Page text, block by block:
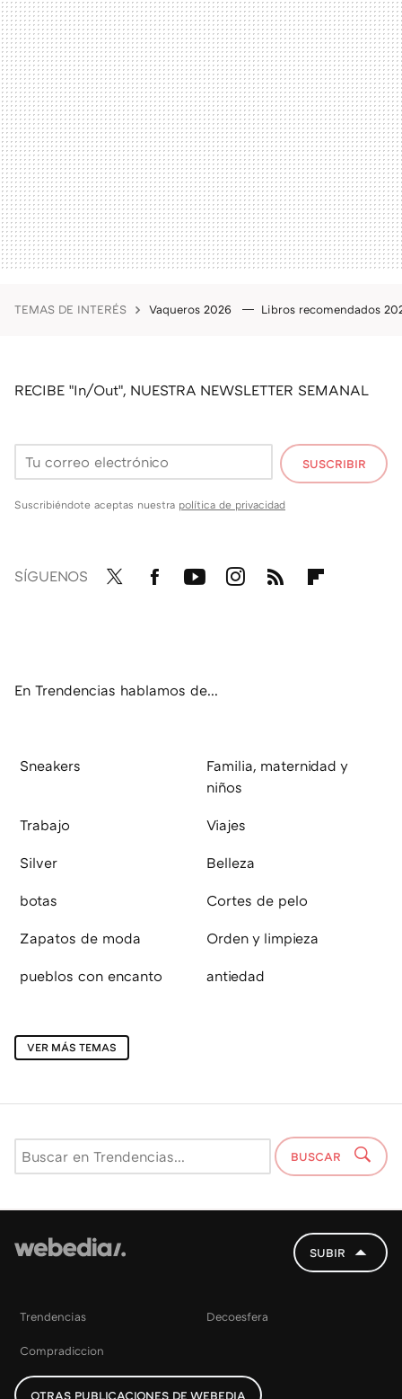
TEMAS DE INTERÉS Vaqueros 2026 Libros recomendados
RECIBE "In/Out", NUESTRA NEWSLETTER SEMANAL
SUSCRIBIR
Suscribiéndote aceptas nuestra política de privacidad
SÍGUENOS
En Trendencias hablamos de...
Sneakers
Familia, maternidad y
niños
Trabajo Viajes
Silver Belleza
botas Cortes de pelo
Zapatos de moda Orden y limpieza
pueblos con encanto antiedad
VER MÁS TEMAS
BUSCAR
SUBIR
Trendencias Decoesfera
Compradiccion
OTRAS PUBLICACIONES DE WEBEDIA